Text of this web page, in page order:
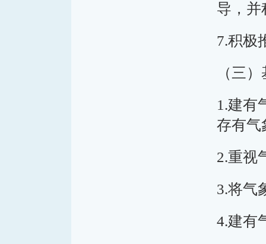
导，并
7.积极
（三
1.建有
存有气
2.重视
3.将气
4.建有